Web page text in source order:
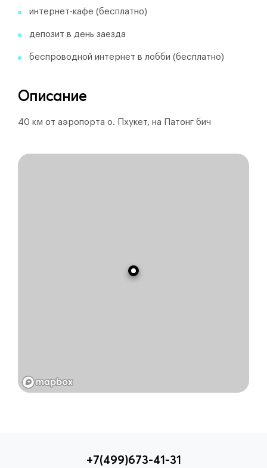
интернет-кафе (бесплатно)
депозит в день заезда
беспроводной интернет в лобби (бесплатно)
Описание
40 км от аэропорта о. Пхукет, на Патонг бич
+7(499)673-41-31